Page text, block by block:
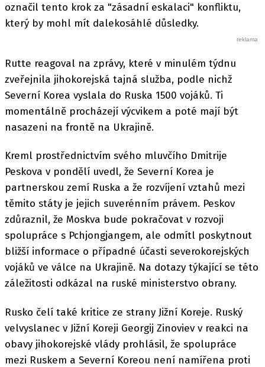
označil tento krok za "zásadní eskalaci" konfliktu,
který by mohl mít dalekosáhlé důsledky.
Rutte reagoval na zprávy, které v minulém týdnu
zveřejnila jihokorejská tajná služba, podle nichž
Severní Korea vyslala do Ruska 1500 vojáků. Ti
momentálně procházejí výcvikem a poté mají být
nasazeni na frontě na Ukrajině.
Kreml prostřednictvím svého mluvčího Dmitrije
Peskova v pondělí uvedl, že Severní Korea je
partnerskou zemí Ruska a že rozvíjení vztahů mezi
těmito státy je jejich suverénním právem. Peskov
zdůraznil, že Moskva bude pokračovat v rozvoji
spolupráce s Pchjongjangem, ale odmítl poskytnout
bližší informace o případné účasti severokorejských
vojáků ve válce na Ukrajině. Na dotazy týkající se této
záležitosti odkázal na ruské ministerstvo obrany.
Rusko čelí také kritice ze strany Jižní Koreje. Ruský
velvyslanec v Jižní Koreji Georgij Zinoviev v reakci na
obavy jihokorejské vlády prohlásil, že spolupráce
mezi Ruskem a Severní Koreou není namířena proti